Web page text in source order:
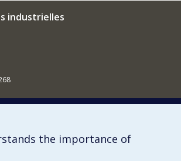
industrielles
l'École?
the importance of